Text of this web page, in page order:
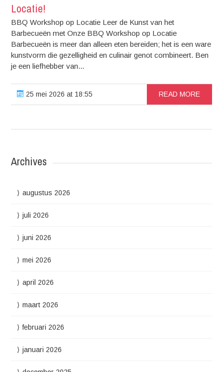
Locatie!
BBQ Workshop op Locatie Leer de Kunst van het
Barbecueën met Onze BBQ Workshop op Locatie
Barbecueën is meer dan alleen eten bereiden; het is een ware
kunstvorm die gezelligheid en culinair genot combineert. Ben
je een liefhebber van...
25 mei 2026 at 18:55 READ MORE
Archives
augustus 2026
juli 2026
juni 2026
mei 2026
april 2026
maart 2026
februari 2026
januari 2026